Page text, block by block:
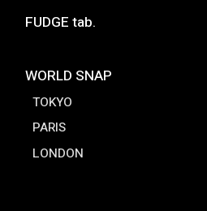
FUDGE tab.
WORLD SNAP
TOKYO
PARIS
LONDON